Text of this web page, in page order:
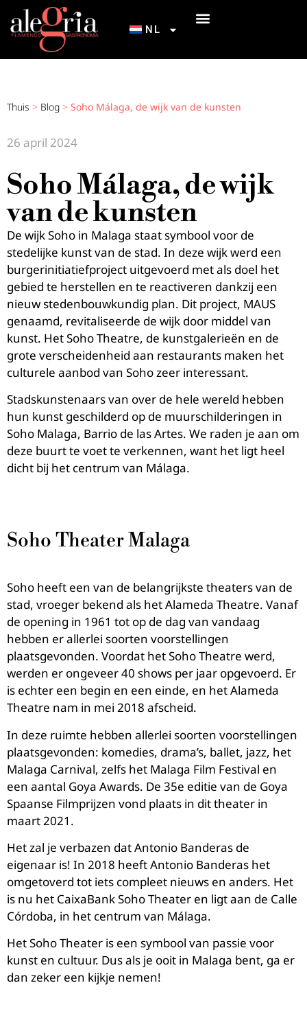
NL
Thuis > Blog > Soho Málaga, de wijk van de kunsten
26 april 2024
Soho Málaga, de wijk
van de kunsten
De wijk Soho in Malaga staat symbool voor de
stedelijke kunst van de stad. In deze wijk werd een
burgerinitiatiefproject uitgevoerd met als doel het
gebied te herstellen en te reactiveren dankzij een
nieuw stedenbouwkundig plan. Dit project, MAUS
genaamd, revitaliseerde de wijk door middel van
kunst. Het Soho Theatre, de kunstgalerieën en de
grote verscheidenheid aan restaurants maken het
culturele aanbod van Soho zeer interessant.
Stadskunstenaars van over de hele wereld hebben
hun kunst geschilderd op de muurschilderingen in
Soho Malaga, Barrio de las Artes. We raden je aan om
deze buurt te voet te verkennen, want het ligt heel
dicht bij het centrum van Málaga.
Soho Theater Malaga
Soho heeft een van de belangrijkste theaters van de
stad, vroeger bekend als het Alameda Theatre. Vanaf
de opening in 1961 tot op de dag van vandaag
hebben er allerlei soorten voorstellingen
plaatsgevonden. Voordat het Soho Theatre werd,
werden er ongeveer 40 shows per jaar opgevoerd. Er
is echter een begin en een einde, en het Alameda
Theatre nam in mei 2018 afscheid.
In deze ruimte hebben allerlei soorten voorstellingen
plaatsgevonden: komedies, drama’s, ballet, jazz, het
Malaga Carnival, zelfs het Malaga Film Festival en
een aantal Goya Awards. De 35e editie van de Goya
Spaanse Filmprijzen vond plaats in dit theater in
maart 2021.
Het zal je verbazen dat Antonio Banderas de
eigenaar is! In 2018 heeft Antonio Banderas het
omgetoverd tot iets compleet nieuws en anders. Het
is nu het CaixaBank Soho Theater en ligt aan de Calle
Córdoba, in het centrum van Málaga.
Het Soho Theater is een symbool van passie voor
kunst en cultuur. Dus als je ooit in Malaga bent, ga er
dan zeker een kijkje nemen!